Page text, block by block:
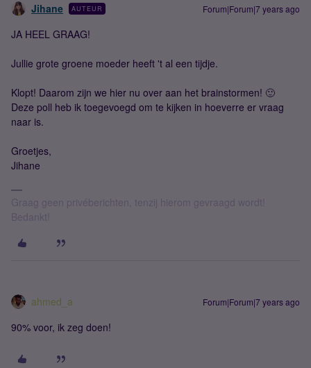
Jihane AUTEUR Forum|Forum|7 years ago
JA HEEL GRAAG!
Jullie grote groene moeder heeft 't al een tijdje.
Klopt! Daarom zijn we hier nu over aan het brainstormen! 🙂
Deze poll heb ik toegevoegd om te kijken in hoeverre er vraag
naar is.
Groetjes,
Jihane
Graag geen privéberichten, tenzij hierom gevraagd wordt!
Bedankt!
ahmed_a Forum|Forum|7 years ago
90% voor, ik zeg doen!